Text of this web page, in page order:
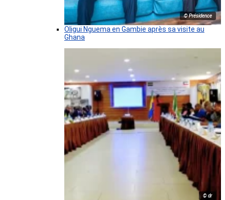
© Présidence
Oligui Nguema en Gambie après sa visite au
Ghana
© dr